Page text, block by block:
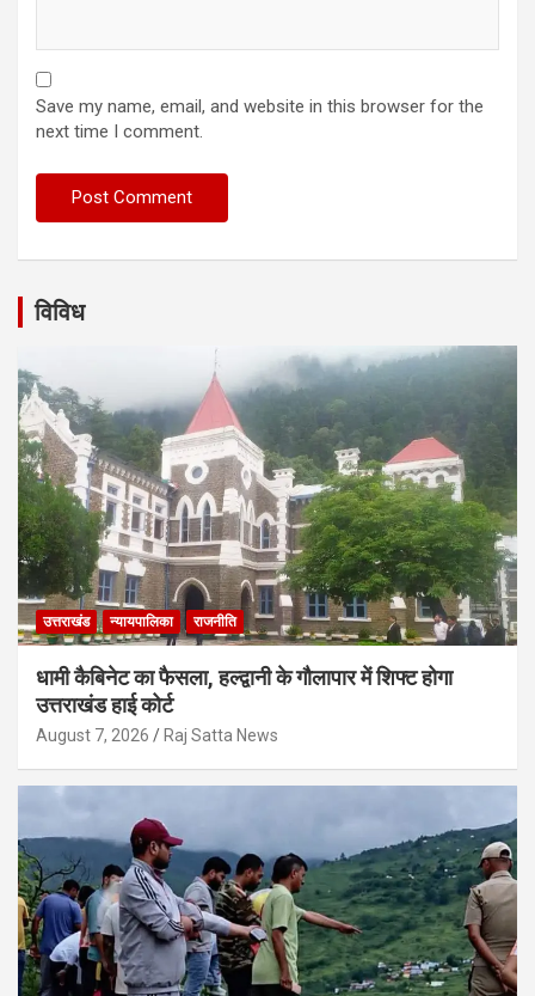
Save my name, email, and website in this browser for the
next time I comment.
विविध
उत्तराखंड न्यायपालिका राजनीति
धामी कैबिनेट का फैसला, हल्द्वानी के गौलापार में शिफ्ट होगा
उत्तराखंड हाई कोर्ट
August 7, 2026 Raj Satta News